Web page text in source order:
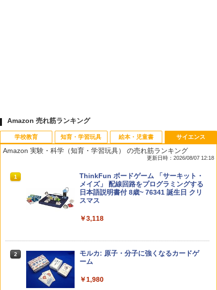
Amazon 売れ筋ランキング
学校教育
1 先生のためのGoogle AI完全攻略図鑑
￥-
￥2,200
知育・学習玩具
1
Amazon Fire HD 10 キッズモデル (10イ
ンチ) ピンク 対象年齢3歳から 数千点の
キッズコンテンツが1年間使い放題
何回も書ける! れんしゅうボード ひらが
な・カタカナ・すうじ・ABC 3歳以上 知
絵本・児童書
1
タッチペンで音が聞ける!はじめてずかん
1000 英語つき ([バラエティ])
￥5,478
2
中学英語をもう一度ひとつひとつわかり
￥2,750
サイエンス
Amazon 実験・科学（知育・学習玩具） の売れ筋ランキング
更新日時：2026/08/07 12:18
1
ThinkFun ボードゲーム 「サーキット・
メイズ」 配線回路をプログラミングする
日本語説明書付 8歳~ 76341 誕生日 クリ
スマス
￥3,118
2
モルカ: 原子・分子に強くなるカードゲ
ーム
￥1,980